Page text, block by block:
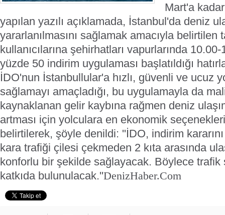
Mart'a
yapılan yazılı açıklamada, İstanbul'da deniz
yararlanılmasını sağlamak amacıyla belirtilen
kullanıcılarına şehirhatları vapurlarında
yüzde 50 indirim uygulaması başlatıldığı
İDO'nun İstanbullular'a hızlı, güvenli ve ucuz
sağlamayı amaçladığı, bu uygulamayla da
kaynaklanan gelir kaybına rağmen deniz
artması için yolculara en ekonomik
belirtilerek, şöyle denildi: ''İDO, indirim
kara trafiği çilesi çekmeden 2 kıta arasında
konforlu bir şekilde sağlayacak. Böylece trafik
katkıda bulunulacak.''DenizHaber.Com